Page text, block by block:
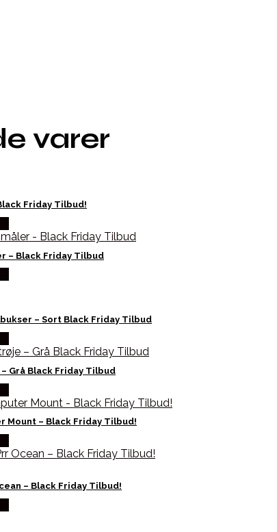
varer
Friday Tilbud!
– Black Friday Tilbud
– Sort Black Friday Tilbud
Grå Black Friday Tilbud
Mount – Black Friday Tilbud!
– Black Friday Tilbud!